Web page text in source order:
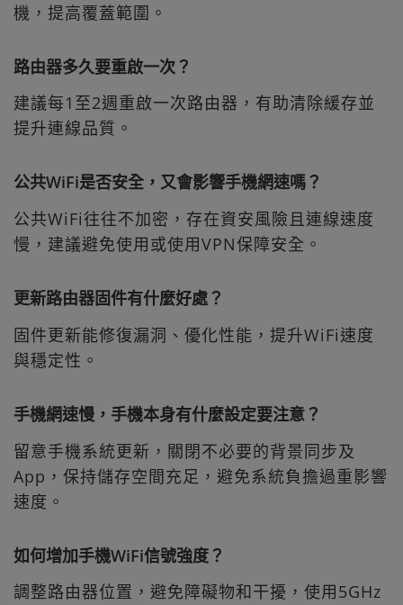
機，提高覆蓋範圍。
路由器多久要重啟一次？
建議每1至2週重啟一次路由器，有助清除緩存並
提升連線品質。
公共WiFi是否安全，又會影響手機網速嗎？
公共WiFi往往不加密，存在資安風險且連線速度
慢，建議避免使用或使用VPN保障安全。
更新路由器固件有什麼好處？
固件更新能修復漏洞、優化性能，提升WiFi速度
與穩定性。
手機網速慢，手機本身有什麼設定要注意？
留意手機系統更新，關閉不必要的背景同步及
App，保持儲存空間充足，避免系統負擔過重影響
速度。
如何增加手機WiFi信號強度？
調整路由器位置，避免障礙物和干擾，使用5GHz